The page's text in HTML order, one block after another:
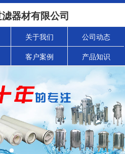
器材有限公司
关于我们 公司动态
客户案例 产品知识